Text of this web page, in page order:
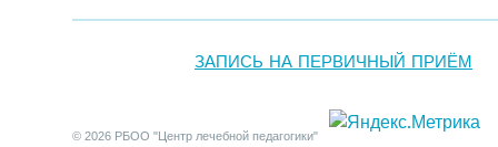
ЗАПИСЬ НА ПЕРВИЧНЫЙ ПРИЁМ
© 2026 РБОО "Центр лечебной педагогики"